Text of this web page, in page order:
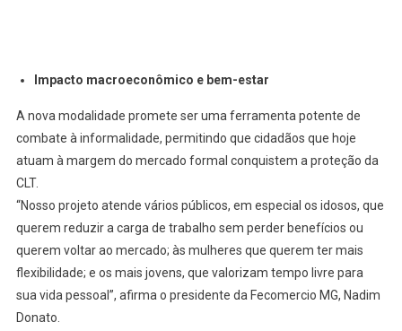
Impacto macroeconômico e bem-estar
A nova modalidade promete ser uma ferramenta potente de
combate à informalidade, permitindo que cidadãos que hoje
atuam à margem do mercado formal conquistem a proteção da
CLT.
“Nosso projeto atende vários públicos, em especial os idosos, que
querem reduzir a carga de trabalho sem perder benefícios ou
querem voltar ao mercado; às mulheres que querem ter mais
flexibilidade; e os mais jovens, que valorizam tempo livre para
sua vida pessoal”, afirma o presidente da Fecomercio MG, Nadim
Donato.